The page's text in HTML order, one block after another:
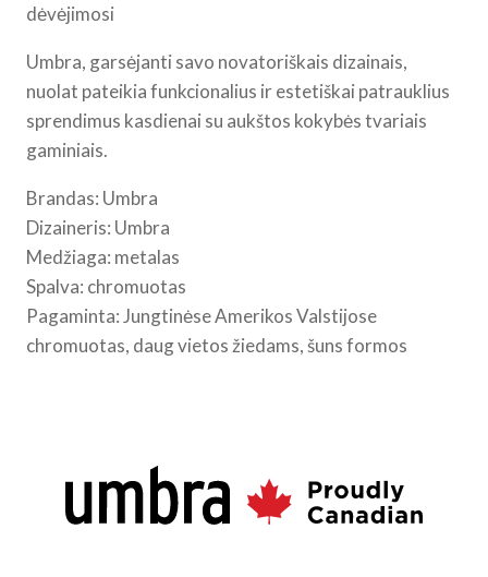
dėvėjimosi
Umbra, garsėjanti savo novatoriškais dizainais,
nuolat pateikia funkcionalius ir estetiškai patrauklius
sprendimus kasdienai su aukštos kokybės tvariais
gaminiais.
Brandas: Umbra
Dizaineris: Umbra
Medžiaga: metalas
Spalva: chromuotas
Pagaminta: Jungtinėse Amerikos Valstijose
chromuotas, daug vietos žiedams, šuns formos